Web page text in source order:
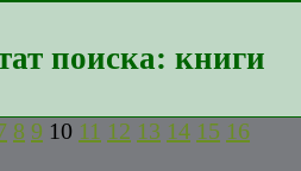
поиска: книги
8 9 10 11 12 13 14 15 16